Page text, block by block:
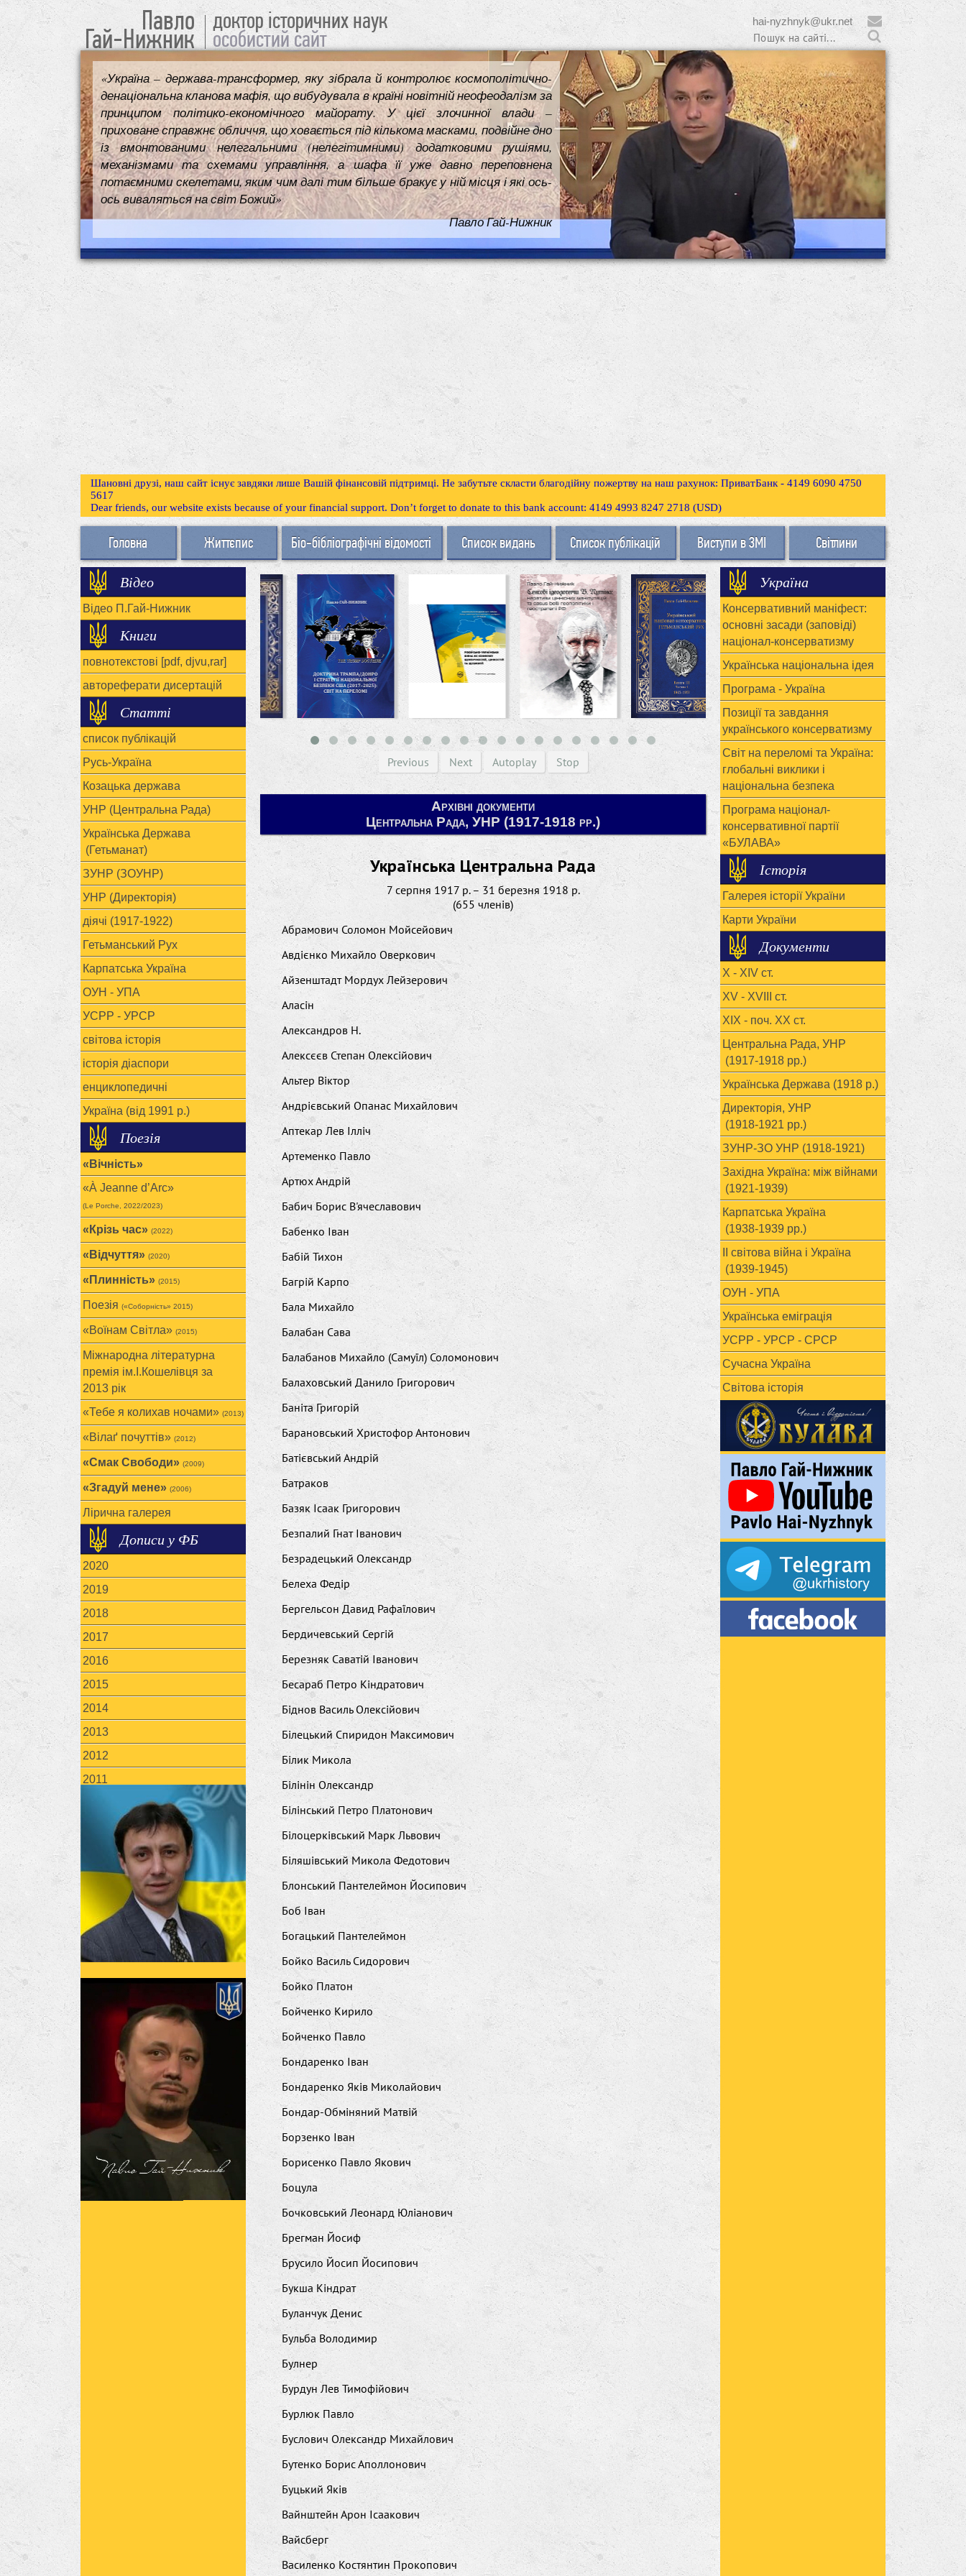
Павло
Гай-Нижник
доктор історичних наук
особистий сайт
hai-nyzhnyk@ukr.net
«Україна – держава-трансформер, яку зібрала й контролює космополітично-
денаціональна кланова мафія, що вибудувала в країні новітній неофеодалізм за
принципом політико-економічного майорату. У цієї злочинної влади –
приховане справжнє обличчя, що ховається під кількома масками, подвійне дно
із вмонтованими нелегальними (нелегітимними) додатковими рушіями,
механізмами та схемами управління, а шафа її уже давно переповнена
потаємними скелетами, яким чим далі тим більше бракує у ній місця і які ось-
ось виваляться на світ Божий»
Павло Гай-Нижник
Шановні друзі, наш сайт існує завдяки лише Вашій фінансовій підтримці. Не забутьте скласти благодійну пожертву на наш рахунок: ПриватБанк - 4149 6090 4750
5617
Dear friends, our website exists because of your financial support. Don’t forget to donate to this bank account: 4149 4993 8247 2718 (USD)
Головна Життєпис Біо-бібліографічні відомості Список видань Список публікацій Виступи в ЗМІ Світлини
Відео
Відео П.Гай-Нижник
Книги
повнотекстові [pdf, djvu,rar]
автореферати дисертацій
Статті
список публікацій
Русь-Україна
Козацька держава
УНР (Центральна Рада)
Українська Держава
(Гетьманат)
ЗУНР (ЗОУНР)
УНР (Директорія)
діячі (1917-1922)
Гетьманський Рух
Карпатська Україна
ОУН - УПА
УСРР - УРСР
світова історія
історія діаспори
енциклопедичні
Україна (від 1991 р.)
Поезія
«Вічність»
«À Jeanne d’Arc»
(Le Porche, 2022/2023)
«Крізь час» (2022)
«Відчуття» (2020)
«Плинність» (2015)
Поезія («Соборність» 2015)
«Воїнам Cвітла» (2015)
Міжнародна літературна
премія ім.І.Кошелівця за
2013 рік
«Тебе я колихав ночами» (2013)
«Вілаґ почуттів» (2012)
«Смак Свободи» (2009)
«Згадуй мене» (2006)
Лірична галерея
Дописи у ФБ
2020
2019
2018
2017
2016
2015
2014
2013
2012
2011
Previous Next Autoplay Stop
Архівні документи
Центральна Рада, УНР (1917-1918 рр.)
Українська Центральна Рада
7 серпня 1917 р. – 31 березня 1918 р.
(655 членів)
Абрамович Соломон Мойсейович
Авдієнко Михайло Оверкович
Айзенштадт Мордух Лейзерович
Аласін
Александров Н.
Алексєєв Степан Олексійович
Альтер Віктор
Андрієвський Опанас Михайлович
Аптекар Лев Ілліч
Артеменко Павло
Артюх Андрій
Бабич Борис В'ячеславович
Бабенко Іван
Бабій Тихон
Багрій Карпо
Бала Михайло
Балабан Сава
Балабанов Михайло (Самуїл) Соломонович
Балаховський Данило Григорович
Баніта Григорій
Барановський Христофор Антонович
Батієвський Андрій
Батраков
Базяк Ісаак Григорович
Безпалий Гнат Іванович
Безрадецький Олександр
Белеха Федір
Бергельсон Давид Рафаїлович
Бердичевський Сергій
Березняк Саватій Іванович
Бесараб Петро Кіндратович
Біднов Василь Олексійович
Білецький Спиридон Максимович
Білик Микола
Білінін Олександр
Білінський Петро Платонович
Білоцерківський Марк Львович
Біляшівський Микола Федотович
Блонський Пантелеймон Йосипович
Боб Іван
Богацький Пантелеймон
Бойко Василь Сидорович
Бойко Платон
Бойченко Кирило
Бойченко Павло
Бондаренко Іван
Бондаренко Яків Миколайович
Бондар-Обміняний Матвій
Борзенко Іван
Борисенко Павло Якович
Боцула
Бочковський Леонард Юліанович
Брегман Йосиф
Брусило Йосип Йосипович
Букша Кіндрат
Буланчук Денис
Бульба Володимир
Булнер
Бурдун Лев Тимофійович
Бурлюк Павло
Буслович Олександр Михайлович
Бутенко Борис Аполлонович
Буцький Яків
Вайнштейн Арон Ісаакович
Вайсберг
Василенко Костянтин Прокопович
Україна
Консервативний маніфест:
основні засади (заповіді)
націонал-консерватизму
Українська національна ідея
Програма - Україна
Позиції та завдання
українського консерватизму
Світ на переломі та Україна:
глобальні виклики і
національна безпека
Програма націонал-
консервативної партії
«БУЛАВА»
Історія
Галерея історії України
Карти України
Документи
X - XIV ст.
XV - XVIII ст.
ХІХ - поч. ХХ ст.
Центральна Рада, УНР
(1917-1918 рр.)
Українська Держава (1918 р.)
Директорія, УНР
(1918-1921 рр.)
ЗУНР-ЗО УНР (1918-1921)
Західна Україна: між війнами
(1921-1939)
Карпатська Україна
(1938-1939 рр.)
ІІ світова війна і Україна
(1939-1945)
ОУН - УПА
Українська еміграція
УСРР - УРСР - СРСР
Сучасна Україна
Світова історія